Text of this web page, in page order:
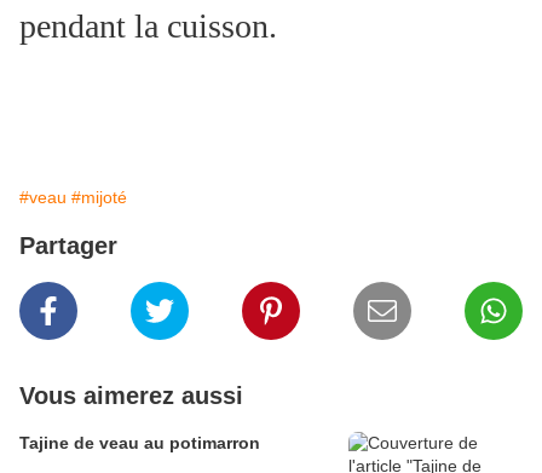
pendant la cuisson.
#veau #mijoté
Partager
Vous aimerez aussi
Tajine de veau au potimarron